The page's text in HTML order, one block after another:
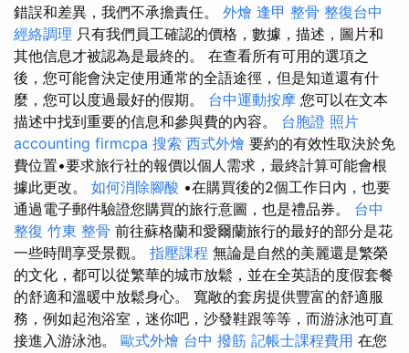
錯誤和差異，我們不承擔責任。 外燴 逢甲 整骨 整復台中
經絡調理 只有我們員工確認的價格，數據，描述，圖片和
其他信息才被認為是最終的。 在查看所有可用的選項之
後，您可能會決定使用通常的全語途徑，但是知道還有什
麼，您可以度過最好的假期。 台中運動按摩 您可以在文本
描述中找到重要的信息和參與費的內容。 台胞證 照片
accounting firmcpa 搜索 西式外燴 要約的有效性取決於免
費位置•要求旅行社的報價以個人需求，最終計算可能會根
據此更改。 如何消除腳酸 •在購買後的2個工作日內，也要
通過電子郵件驗證您購買的旅行意圖，也是禮品券。 台中
整復 竹東 整骨 前往蘇格蘭和愛爾蘭旅行的最好的部分是花
一些時間享受景觀。 指壓課程 無論是自然的美麗還是繁榮
的文化，都可以從繁華的城市放鬆，並在全英語的度假套餐
的舒適和溫暖中放鬆身心。 寬敞的套房提供豐富的舒適服
務，例如起泡浴室，迷你吧，沙發鞋跟等等，而游泳池可直
接進入游泳池。 歐式外燴 台中 撥筋 記帳士課程費用 在您